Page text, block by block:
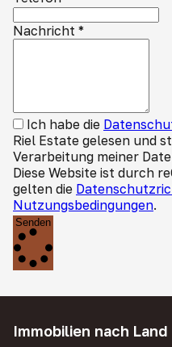
Nachricht *
Ich habe die
Riel Estate gelesen und
Verarbeitung meiner
Diese Website ist durch
gelten die
Nutzungsbedingungen.
Senden
Immobilien nach Land